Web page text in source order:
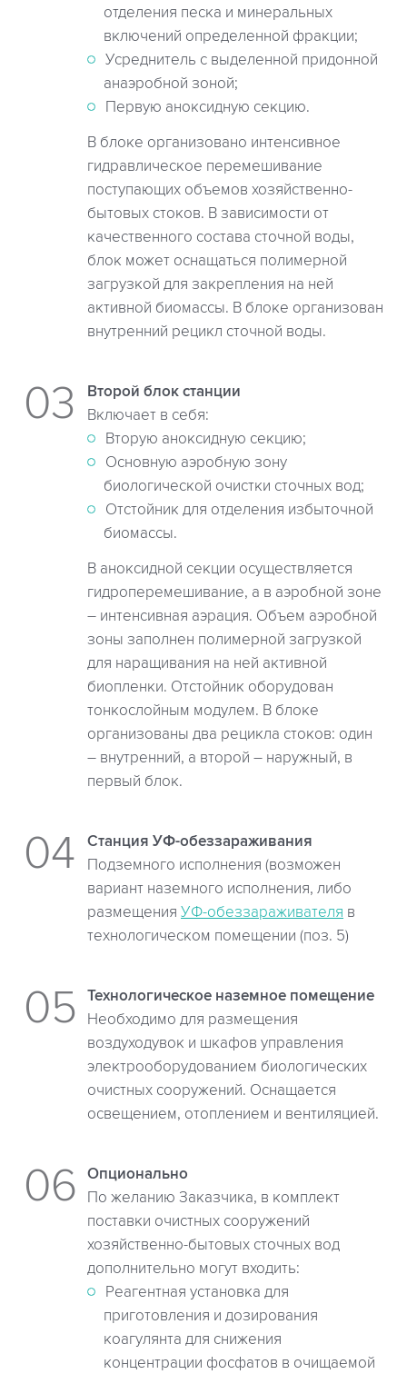
отделения песка и минеральных
включений определенной фракции;
Усреднитель с выделенной придонной
анаэробной зоной;
Первую аноксидную секцию.
В блоке организовано интенсивное
гидравлическое перемешивание
поступающих объемов хозяйственно-
бытовых стоков. В зависимости от
качественного состава сточной воды,
блок может оснащаться полимерной
загрузкой для закрепления на ней
активной биомассы. В блоке организован
внутренний рецикл сточной воды.
Второй блок станции
Включает в себя:
Вторую аноксидную секцию;
Основную аэробную зону
биологической очистки сточных вод;
Отстойник для отделения избыточной
биомассы.
В аноксидной секции осуществляется
гидроперемешивание, а в аэробной зоне
– интенсивная аэрация. Объем аэробной
зоны заполнен полимерной загрузкой
для наращивания на ней активной
биопленки. Отстойник оборудован
тонкослойным модулем. В блоке
организованы два рецикла стоков: один
– внутренний, а второй – наружный, в
первый блок.
Станция УФ-обеззараживания
Подземного исполнения (возможен
вариант наземного исполнения, либо
размещения УФ-обеззараживателя в
технологическом помещении (поз. 5)
Технологическое наземное помещение
Необходимо для размещения
воздуходувок и шкафов управления
электрооборудованием биологических
очистных сооружений. Оснащается
освещением, отоплением и вентиляцией.
Опционально
По желанию Заказчика, в комплект
поставки очистных сооружений
хозяйственно-бытовых сточных вод
дополнительно могут входить:
Реагентная установка для
приготовления и дозирования
коагулянта для снижения
концентрации фосфатов в очищаемой